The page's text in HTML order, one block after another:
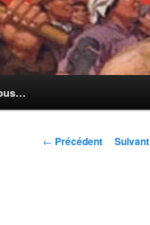
Navigation
← Précédent Suivant